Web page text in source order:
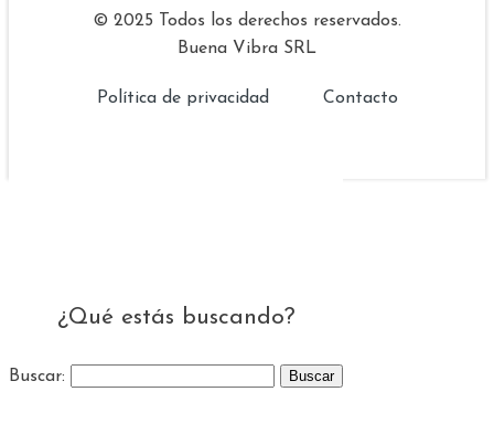
© 2025 Todos los derechos reservados.
Buena Vibra SRL
Política de privacidad Contacto
¿Qué estás buscando?
Buscar: